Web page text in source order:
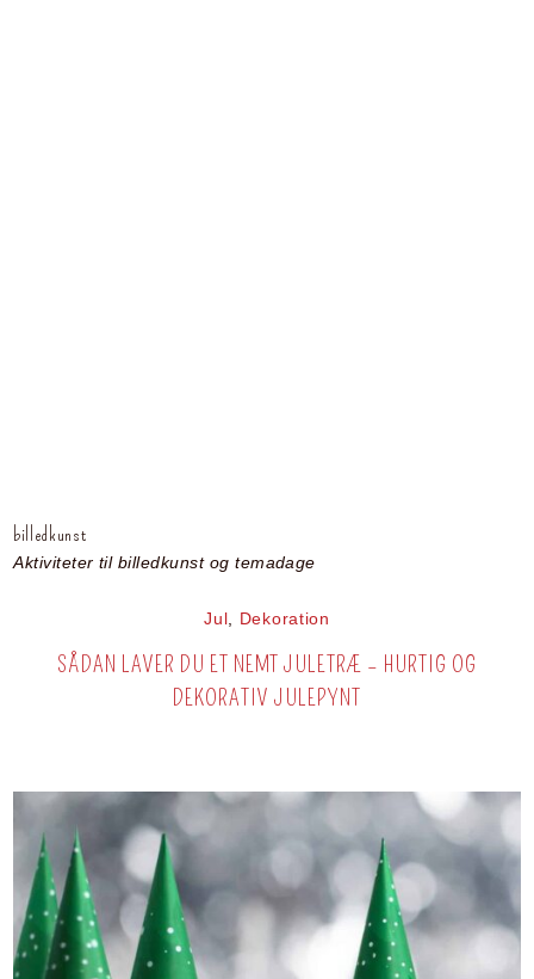
billedkunst
Aktiviteter til billedkunst og temadage
Jul , Dekoration
SÅDAN LAVER DU ET NEMT JULETRÆ – HURTIG OG
DEKORATIV JULEPYNT